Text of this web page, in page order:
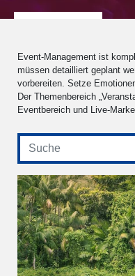
Event-Management ist
müssen detailliert geplant
vorbereiten. Setze
Der Themenbereich
Eventbereich und Live-